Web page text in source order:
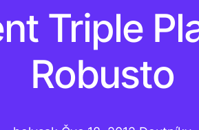
Triple
Robusto